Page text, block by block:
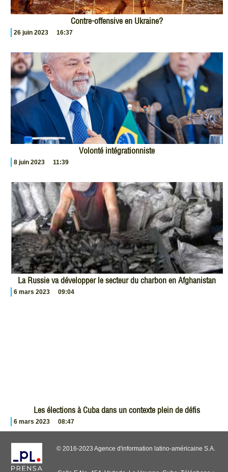
Contre-offensive en Ukraine?
26 juin 2023 16:37
Volonté intégrationniste
8 juin 2023 11:39
La Russie va développer le secteur du charbon en Afghanistan
6 mars 2023 09:04
Les élections à Cuba dans un contexte plein de défis
6 mars 2023 08:47
© 2016-2023 Agence d'information latino-américaine S.A.